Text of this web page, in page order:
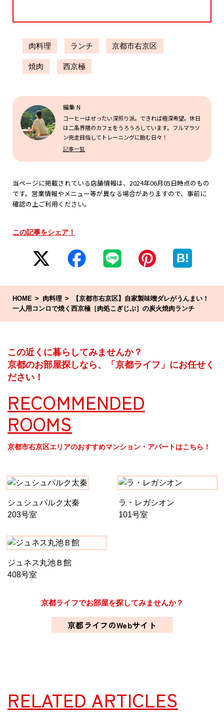
肉料理 ランチ 京都市右京区
焼肉 西京極
編集 N
コーヒーはぜったい深煎り派。できれば極深希望。休日
は二条界隈のカフェをうろうろしています。フルマラソ
ン完走目指してトレーニングに励む日々！
記事一覧
当ページに掲載されている店舗情報は、2024年06月05日時点のもの
です。営業情報やメニュー等が異なる場合がありますので、事前に
確認の上ご利用ください。
この記事をシェア！
B!
HOME 肉料理
【京都市右京区】自家製味噌ダレがうんまい！
一人用コンロで焼く西京極［肉処こぎじぷ］の炭火焼肉ランチ
この近くに暮らしてみませんか？
京都のお部屋探しなら、「京都ライフ」にお任せく
ださい！
RECOMMENDED
ROOMS
京都市右京区エリアのおすすめマンション・アパートはこちら！
シュシュパルク太秦
203号室
ラ・レガシオン
101号室
ジュネス丸池Ｂ館
408号室
京都ライフでお部屋を探してみませんか？
京都ライフのWebサイト
RELATED ARTICLES